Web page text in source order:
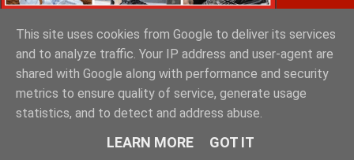
VOiD ΣΠΑΡΤΗ
This site uses cookies from Google to deliver its services
and to analyze traffic. Your IP address and user-agent are
shared with Google along with performance and security
metrics to ensure quality of service, generate usage
statistics, and to detect and address abuse.
LEARN MORE GOT IT